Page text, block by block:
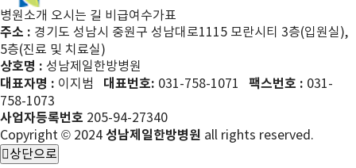
병원소개 오시는 길 비급여수가표
주소 : 경기도 성남시 중원구 성남대로1115 모란시티 3층(입원실),
5층(진료 및 치료실)
상호명 : 성남제일한방병원
대표자명 : 이지범 대표번호: 031-758-1071 팩스번호 : 031-
758-1073
사업자등록번호 205-94-27340
Copyright © 2024 성남제일한방병원 all rights reserved.
상단으로